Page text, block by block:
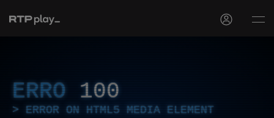
ERRO 100
ERROR ON HTML5 MEDIA ELEMENT